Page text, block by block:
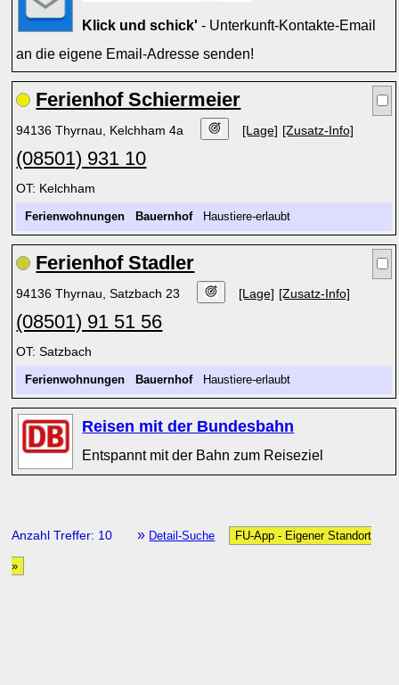
Klick und schick' - Unterkunft-Kontakte-Email
an die eigene Email-Adresse senden!
Ferienhof Schiermeier
94136 Thyrnau, Kelchham 4a [Lage] [Zusatz-Info]
(08501) 931 10
OT: Kelchham
Ferienwohnungen BauernhofHaustiere-erlaubt
Ferienhof Stadler
94136 Thyrnau, Satzbach 23 [Lage] [Zusatz-Info]
(08501) 91 51 56
OT: Satzbach
Ferienwohnungen BauernhofHaustiere-erlaubt
Reisen mit der Bundesbahn
Entspannt mit der Bahn zum Reiseziel
Anzahl Treffer: 10 » Detail-Suche FU-App - Eigener Standort
»